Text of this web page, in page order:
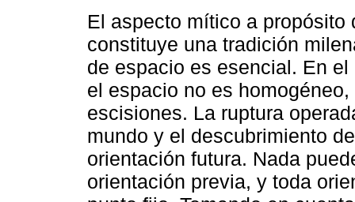
El aspecto mítico a
constituye una tradición
de espacio es esencial. En
el espacio no es
escisiones. La ruptura
mundo y el descubrimiento
orientación futura. Nada
orientación previa, y toda